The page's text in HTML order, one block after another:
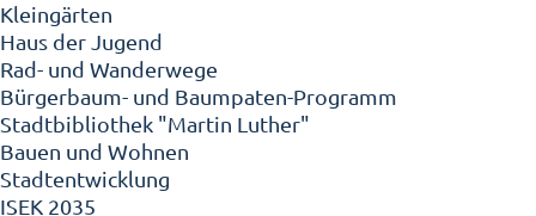
Kleingärten
Haus der Jugend
Rad- und Wanderwege
Bürgerbaum- und Baumpaten-Programm
Stadtbibliothek "Martin Luther"
Bauen und Wohnen
Stadtentwicklung
ISEK 2035